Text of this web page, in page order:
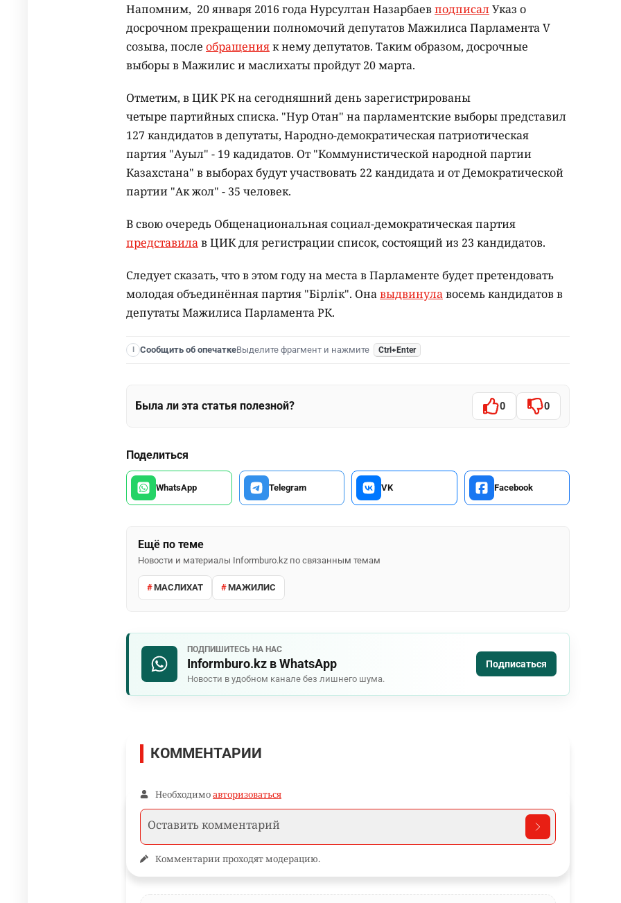
Напомним, 20 января 2016 года Нурсултан НазарбаевподписалУказ о
досрочном прекращении полномочий депутатов Мажилиса Парламента V
созыва, после обращенияк нему депутатов. Таким образом, досрочные
выборы в Мажилис и маслихаты пройдут 20 марта.
Отметим, в ЦИК РК на сегодняшний день зарегистрированы
четыре партийных списка. "Нур Отан" на парламентские выборы представил
127 кандидатов в депутаты, Народно-демократическая патриотическая
партия "Ауыл" - 19 кадидатов. От "Коммунистической народной партии
Казахстана" в выборах будут участвовать 22 кандидата и от Демократической
партии "Ак жол" - 35 человек.
В свою очередь Общенациональная социал-демократическая партия
представилав ЦИК для регистрации список, состоящий из 23 кандидатов.
Следует сказать, что в этом году на места в Парламенте будет претендовать
молодая объединённая партия "Бірлік". Онавыдвинулавосемь кандидатов в
депутаты Мажилиса Парламента РК.
Сообщить об опечаткеВыделите фрагмент и нажмите Ctrl+Enter
Была ли эта статья полезной? 0 0
Поделиться
WhatsApp Telegram VK Facebook
Ещё по теме
Новости и материалы Informburo.kz по связанным темам
МАСЛИХАТ МАЖИЛИС
ПОДПИШИТЕСЬ НА НАС
Informburo.kz в WhatsApp
Новости в удобном канале без лишнего шума.
Подписаться
КОММЕНТАРИИ
Необходимоавторизоваться
Комментарии проходят модерацию.